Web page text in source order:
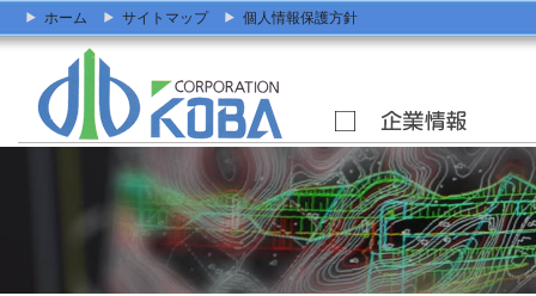
ホーム サイトマップ 個人情報保護方針